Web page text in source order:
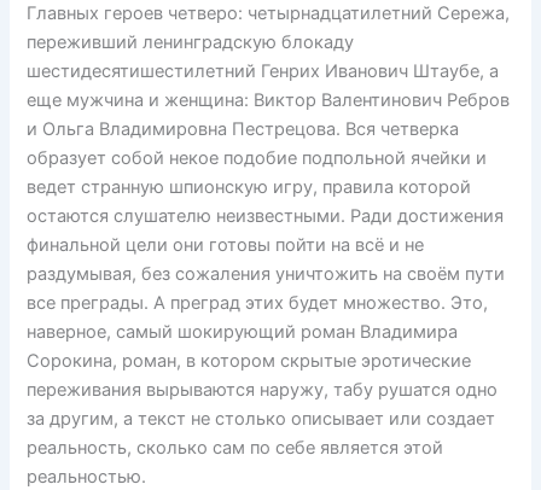
Главных героев четверо: четырнадцатилетний Сережа,
переживший ленинградскую блокаду
шестидесятишестилетний Генрих Иванович Штаубе, а
еще мужчина и женщина: Виктор Валентинович Ребров
и Ольга Владимировна Пестрецова. Вся четверка
образует собой некое подобие подпольной ячейки и
ведет странную шпионскую игру, правила которой
остаются слушателю неизвестными. Ради достижения
финальной цели они готовы пойти на всё и не
раздумывая, без сожаления уничтожить на своём пути
все преграды. А преград этих будет множество. Это,
наверное, самый шокирующий роман Владимира
Сорокина, роман, в котором скрытые эротические
переживания вырываются наружу, табу рушатся одно
за другим, а текст не столько описывает или создает
реальность, сколько сам по себе является этой
реальностью.